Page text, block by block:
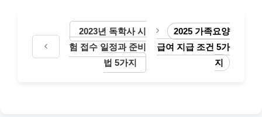
2023년 독학사 시
험 접수 일정과 준비
법 5가지
2025 가족요양
급여 지급 조건 5가
지